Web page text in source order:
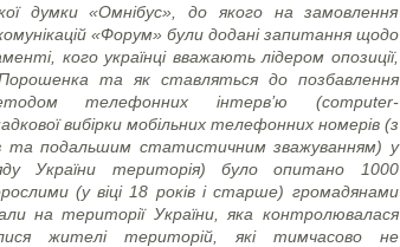
думки «Омнібус», до якого на замовлення
«Форум» були додані запитання щодо
кого українці вважають лідером опозиції,
та як ставляться до позбавлення
телефонних інтерв’ю (computer-
вибірки мобільних телефонних номерів (з
та подальшим статистичним зважуванням) у
України територія) було опитано 1000
(у віці 18 років і старше) громадянами
на території України, яка контролювалася
жителі територій, які тимчасово не